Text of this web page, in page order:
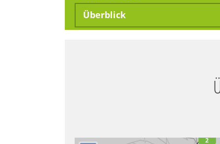
Überblick